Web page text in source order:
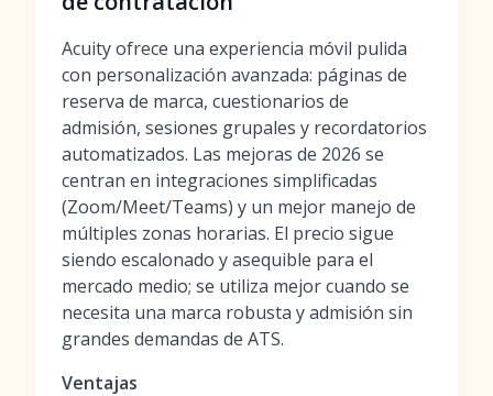
Acuity ofrece una experiencia móvil pulida
con personalización avanzada: páginas de
reserva de marca, cuestionarios de
admisión, sesiones grupales y recordatorios
automatizados. Las mejoras de 2026 se
centran en integraciones simplificadas
(Zoom/Meet/Teams) y un mejor manejo de
múltiples zonas horarias. El precio sigue
siendo escalonado y asequible para el
mercado medio; se utiliza mejor cuando se
necesita una marca robusta y admisión sin
grandes demandas de ATS.
Ventajas